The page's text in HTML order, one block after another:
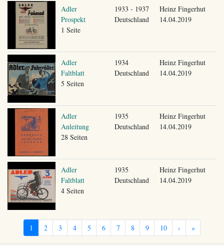
Adler
Prospekt
1 Seite
1933 - 1937
Deutschland
Heinz Fingerhut
14.04.2019
Adler
Faltblatt
5 Seiten
1934
Deutschland
Heinz Fingerhut
14.04.2019
Adler
Anleitung
28 Seiten
1935
Deutschland
Heinz Fingerhut
14.04.2019
Adler
Faltblatt
4 Seiten
1935
Deutschland
Heinz Fingerhut
14.04.2019
1 2 3 4 5 6 7 8 9 10 › »